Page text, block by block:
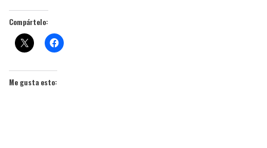
Compártelo:
Me gusta esto: